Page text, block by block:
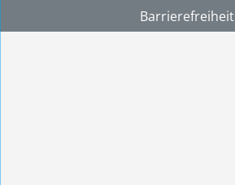
Barrierefreiheit